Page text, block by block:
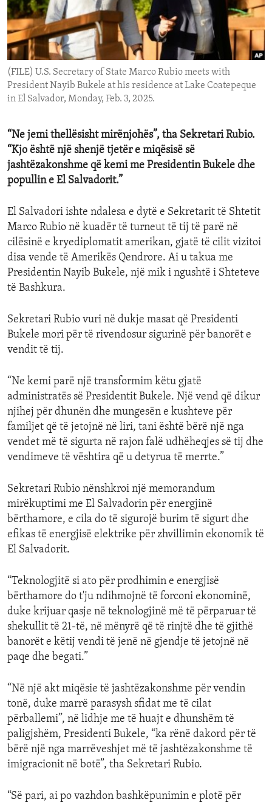
ENVIRONMENT AND HEALTH
IDEALS AND INSTITUTIONS
(FILE) U.S. Secretary of State Marco Rubio meets with
President Nayib Bukele at his residence at Lake Coatepeque
in El Salvador, Monday, Feb. 3, 2025.
“Ne jemi thellësisht mirënjohës”, tha Sekretari Rubio.
“Kjo është një shenjë tjetër e miqësisë së
jashtëzakonshme që kemi me Presidentin Bukele dhe
popullin e El Salvadorit.”
El Salvadori ishte ndalesa e dytë e Sekretarit të Shtetit
Marco Rubio në kuadër të turneut të tij të parë në
cilësinë e kryediplomatit amerikan, gjatë të cilit vizitoi
disa vende të Amerikës Qendrore. Ai u takua me
Presidentin Nayib Bukele, një mik i ngushtë i Shteteve
të Bashkura.
Sekretari Rubio vuri në dukje masat që Presidenti
Bukele mori për të rivendosur sigurinë për banorët e
vendit të tij.
“Ne kemi parë një transformim këtu gjatë
administratës së Presidentit Bukele. Një vend që dikur
njihej për dhunën dhe mungesën e kushteve për
familjet që të jetojnë në liri, tani është bërë një nga
vendet më të sigurta në rajon falë udhëheqjes së tij dhe
vendimeve të vështira që u detyrua të merrte.”
Sekretari Rubio nënshkroi një memorandum
mirëkuptimi me El Salvadorin për energjinë
bërthamore, e cila do të sigurojë burim të sigurt dhe
efikas të energjisë elektrike për zhvillimin ekonomik të
El Salvadorit.
“Teknologjitë si ato për prodhimin e energjisë
bërthamore do t'ju ndihmojnë të forconi ekonominë,
duke krijuar qasje në teknologjinë më të përparuar të
shekullit të 21-të, në mënyrë që të rinjtë dhe të gjithë
banorët e këtij vendi të jenë në gjendje të jetojnë në
paqe dhe begati.”
“Në një akt miqësie të jashtëzakonshme për vendin
tonë, duke marrë parasysh sfidat me të cilat
përballemi”, në lidhje me të huajt e dhunshëm të
paligjshëm, Presidenti Bukele, “ka rënë dakord për të
bërë një nga marrëveshjet më të jashtëzakonshme të
imigracionit në botë”, tha Sekretari Rubio.
“Së pari, ai po vazhdon bashkëpunimin e plotë për